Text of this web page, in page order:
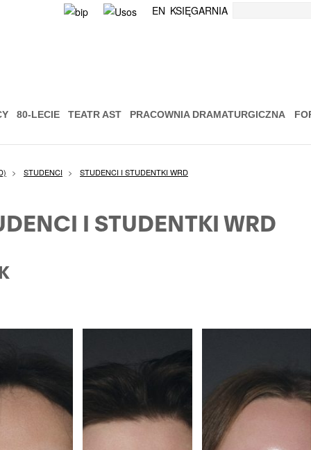
EN KSIĘGARNIA
80-LECIE TEATR AST PRACOWNIA DRAMATURGICZNA
STUDENCI STUDENCI I STUDENTKI WRD
I STUDENTKI WRD